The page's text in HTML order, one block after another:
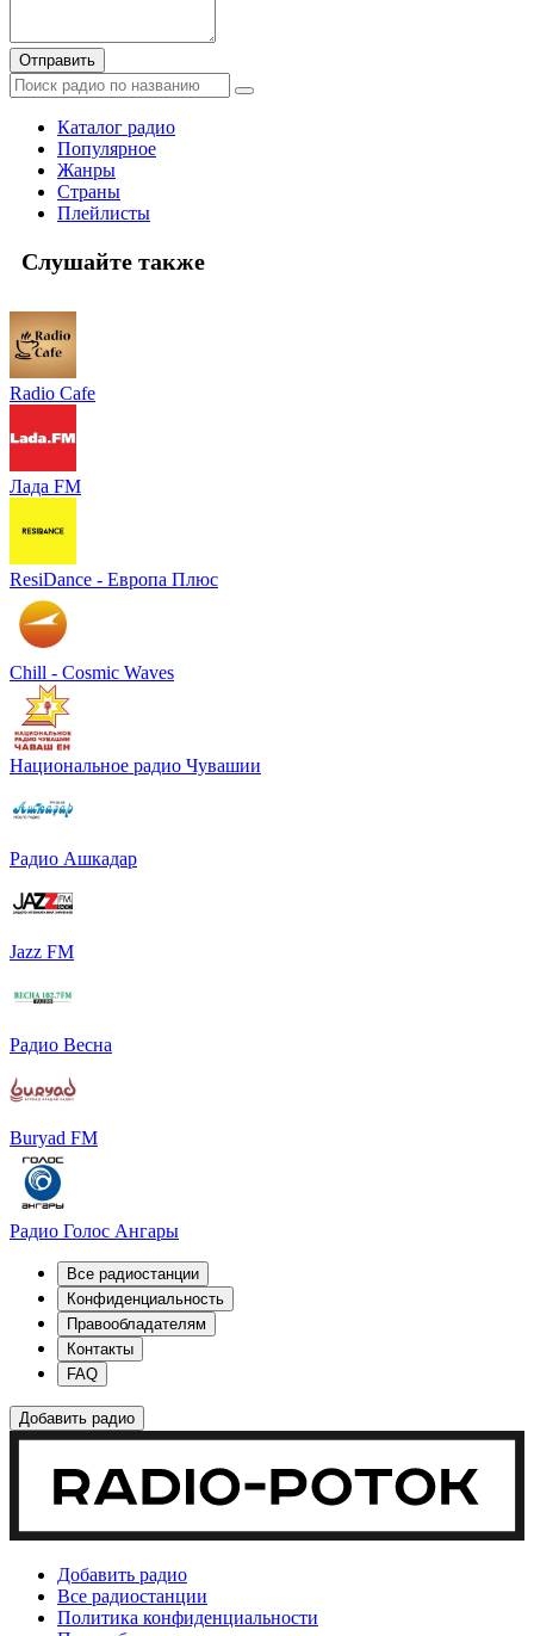
Отправить
Каталог радио
Популярное
Жанры
Страны
Плейлисты
Слушайте также
Radio Cafe
Лада FM
ResiDance - Европа Плюс
Chill - Cosmic Waves
Национальное радио Чувашии
Радио Ашкадар
Jazz FM
Радио Весна
Buryad FM
Радио Голос Ангары
Все радиостанции
Конфиденциальность
Правообладателям
Контакты
FAQ
Добавить радио
Добавить радио
Все радиостанции
Политика конфиденциальности